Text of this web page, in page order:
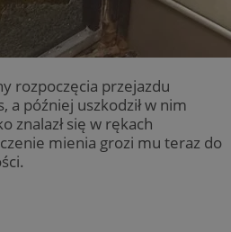
rozpoczęcia przejazdu
a później uszkodził w nim
znalazł się w rękach
mienia grozi mu teraz do